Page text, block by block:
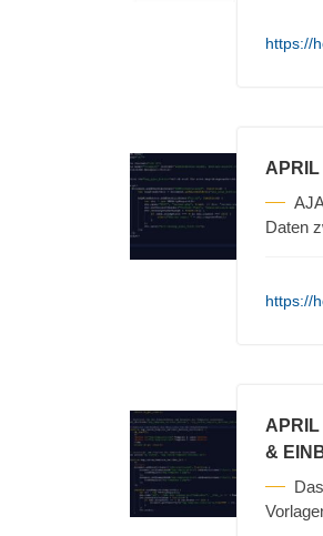
https://
APRIL
Daten
https://
APRIL
&